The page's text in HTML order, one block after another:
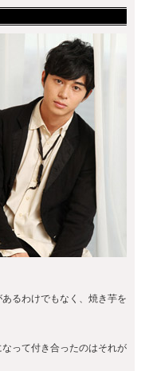
るわけでもなく、焼き芋を
って付き合ったのはそれが